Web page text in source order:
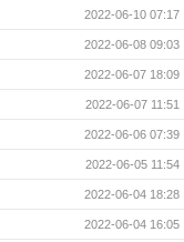
2022-06-10 07:17
2022-06-08 09:03
2022-06-07 18:09
2022-06-07 11:51
2022-06-06 07:39
2022-06-05 11:54
2022-06-04 18:28
2022-06-04 16:05